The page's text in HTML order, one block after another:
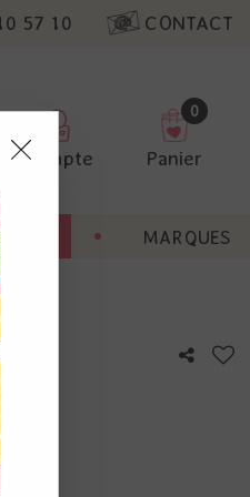
57 10 CONTACT
Compte
0
Panier
MARQUES